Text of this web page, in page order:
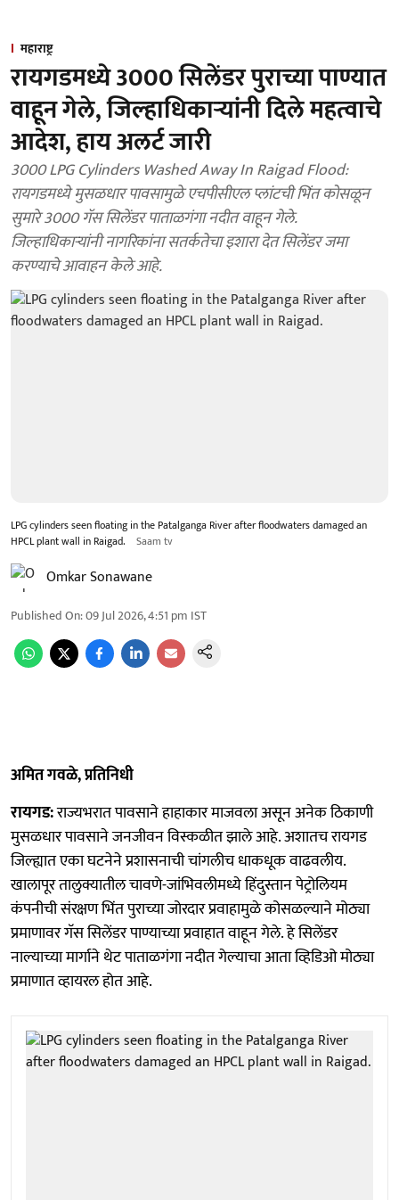
महाराष्ट्र
रायगडमध्ये 3000 सिलेंडर पुराच्या पाण्यात
वाहून गेले, जिल्हाधिकाऱ्यांनी दिले महत्वाचे
आदेश, हाय अलर्ट जारी
3000 LPG Cylinders Washed Away In Raigad Flood:
रायगडमध्ये मुसळधार पावसामुळे एचपीसीएल प्लांटची भिंत कोसळून
सुमारे 3000 गॅस सिलेंडर पाताळगंगा नदीत वाहून गेले.
जिल्हाधिकाऱ्यांनी नागरिकांना सतर्कतेचा इशारा देत सिलेंडर जमा
करण्याचे आवाहन केले आहे.
LPG cylinders seen floating in the Patalganga River after floodwaters damaged an
HPCL plant wall in Raigad.
Saam tv
Omkar Sonawane
Published On:09 Jul 2026, 4:51 pm IST
अमित गवळे, प्रतिनिधी
रायगड:राज्यभरात पावसाने हाहाकार माजवला असून अनेक ठिकाणी
मुसळधार पावसाने जनजीवन विस्कळीत झाले आहे. अशातच रायगड
जिल्ह्यात एका घटनेने प्रशासनाची चांगलीच धाकधूक वाढवलीय.
खालापूर तालुक्यातील चावणे-जांभिवलीमध्ये हिंदुस्तान पेट्रोलियम
कंपनीची संरक्षण भिंत पुराच्या जोरदार प्रवाहामुळे कोसळल्याने मोठ्या
प्रमाणावर गॅस सिलेंडर पाण्याच्या प्रवाहात वाहून गेले. हे सिलेंडर
नाल्याच्या मार्गाने थेट पाताळगंगा नदीत गेल्याचा आता व्हिडिओ मोठ्या
प्रमाणात व्हायरल होत आहे.